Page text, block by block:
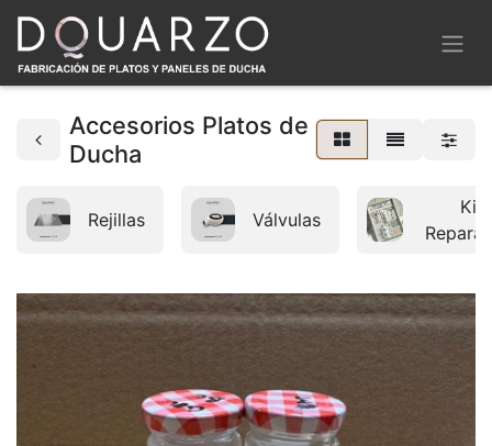
Accesorios Platos de
Ducha
Rejillas Válvulas
Kit